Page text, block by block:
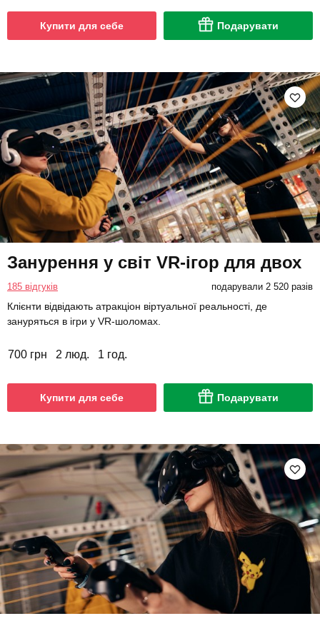
Купити для себе Подарувати
Занурення у світ VR-ігор для двох
185 відгуків подарували 2 520 разів
Клієнти відвідають атракціон віртуальної реальності, де
зануряться в ігри у VR-шоломах.
700 грн 2 люд. 1 год.
Купити для себе Подарувати